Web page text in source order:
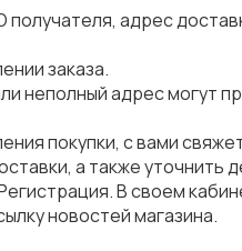
адрес
заказа.
неполный адрес могут
покупки, с вами
а также уточнить
. В своем
новостей магазина.